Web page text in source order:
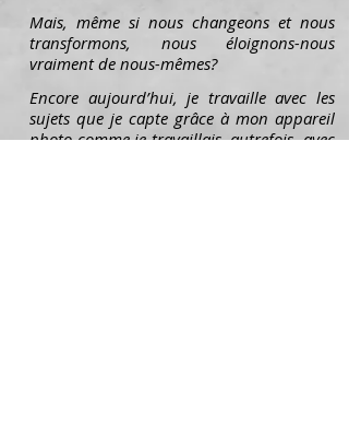
Mais, même si nous changeons et nous
transformons, nous éloignons-nous
vraiment de nous-mêmes?
Encore aujourd’hui, je travaille avec les
sujets que je capte grâce à mon appareil
photo comme je travaillais, autrefois, avec